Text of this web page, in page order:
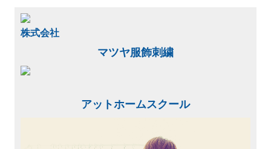
株式会社
マツヤ服飾刺繍
アットホームスクール